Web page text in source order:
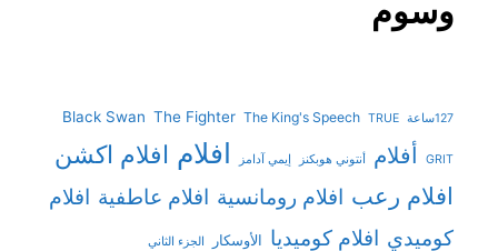
وسوم
127ساعة Black Swan The Fighter The King's Speech TRUE
GRIT أفلام أنتوني هوبكنز إيمي آدامز افلام افلام اكشن
افلام رعب افلام رومانسية افلام عاطفية افلام
كوميدي افلام كوميديا الأوسكار الجزء الثاني